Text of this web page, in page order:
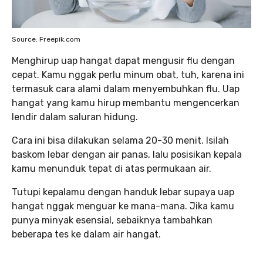
Source: Freepik.com
Menghirup uap hangat dapat mengusir flu dengan
cepat. Kamu nggak perlu minum obat, tuh, karena ini
termasuk cara alami dalam menyembuhkan flu. Uap
hangat yang kamu hirup membantu mengencerkan
lendir dalam saluran hidung.
Cara ini bisa dilakukan selama 20-30 menit. Isilah
baskom lebar dengan air panas, lalu posisikan kepala
kamu menunduk tepat di atas permukaan air.
Tutupi kepalamu dengan handuk lebar supaya uap
hangat nggak menguar ke mana-mana. Jika kamu
punya minyak esensial, sebaiknya tambahkan
beberapa tes ke dalam air hangat.